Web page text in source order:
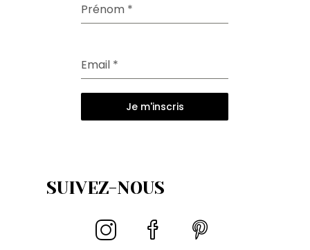
Prénom *
Email *
Je m'inscris
SUIVEZ-NOUS